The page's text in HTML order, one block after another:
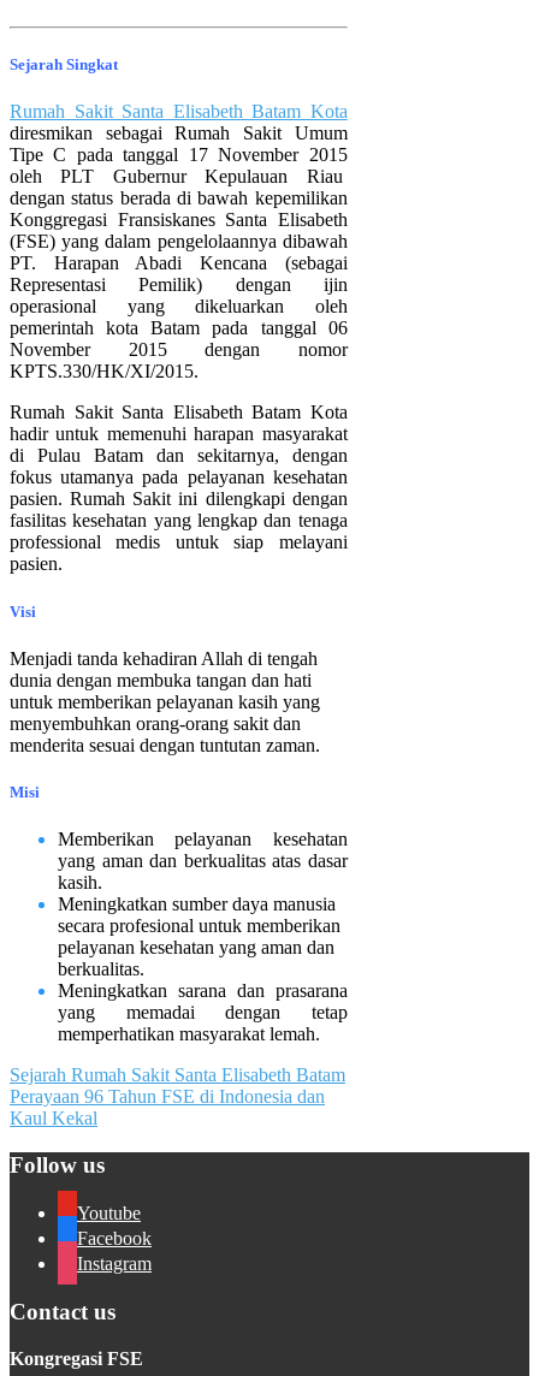
Sejarah Singkat
Rumah Sakit Santa Elisabeth Batam Kota
diresmikan sebagai Rumah Sakit Umum
Tipe C pada tanggal 17 November 2015
oleh PLT Gubernur Kepulauan Riau
dengan status berada di bawah kepemilikan
Konggregasi Fransiskanes Santa Elisabeth
(FSE) yang dalam pengelolaannya dibawah
PT. Harapan Abadi Kencana (sebagai
Representasi Pemilik) dengan ijin
operasional yang dikeluarkan oleh
pemerintah kota Batam pada tanggal 06
November 2015 dengan nomor
KPTS.330/HK/XI/2015.
Rumah Sakit Santa Elisabeth Batam Kota
hadir untuk memenuhi harapan masyarakat
di Pulau Batam dan sekitarnya, dengan
fokus utamanya pada pelayanan kesehatan
pasien. Rumah Sakit ini dilengkapi dengan
fasilitas kesehatan yang lengkap dan tenaga
professional medis untuk siap melayani
pasien.
Visi
Menjadi tanda kehadiran Allah di tengah
dunia dengan membuka tangan dan hati
untuk memberikan pelayanan kasih yang
menyembuhkan orang-orang sakit dan
menderita sesuai dengan tuntutan zaman.
Misi
Memberikan pelayanan kesehatan
yang aman dan berkualitas atas dasar
kasih.
Meningkatkan sumber daya manusia
secara profesional untuk memberikan
pelayanan kesehatan yang aman dan
berkualitas.
Meningkatkan sarana dan prasarana
yang memadai dengan tetap
memperhatikan masyarakat lemah.
Post
navigation
Sejarah Rumah Sakit Santa Elisabeth Batam
Perayaan 96 Tahun FSE di Indonesia dan
Kaul Kekal
Follow us
Youtube
Facebook
Instagram
Contact us
Kongregasi FSE